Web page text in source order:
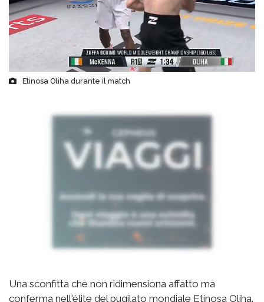
Etinosa Oliha durante il match
Una sconfitta che non ridimensiona affatto ma
conferma nell'élite del pugilato mondiale Etinosa Oliha.